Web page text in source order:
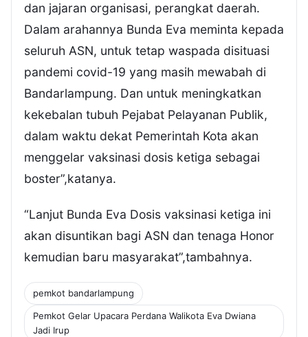
dan jajaran organisasi, perangkat daerah.
Dalam arahannya Bunda Eva meminta kepada
seluruh ASN, untuk tetap waspada disituasi
pandemi covid-19 yang masih mewabah di
Bandarlampung. Dan untuk meningkatkan
kekebalan tubuh Pejabat Pelayanan Publik,
dalam waktu dekat Pemerintah Kota akan
menggelar vaksinasi dosis ketiga sebagai
boster”,katanya.
“Lanjut Bunda Eva Dosis vaksinasi ketiga ini
akan disuntikan bagi ASN dan tenaga Honor
kemudian baru masyarakat”,tambahnya.
pemkot bandarlampung
Pemkot Gelar Upacara Perdana Walikota Eva Dwiana
Jadi Irup